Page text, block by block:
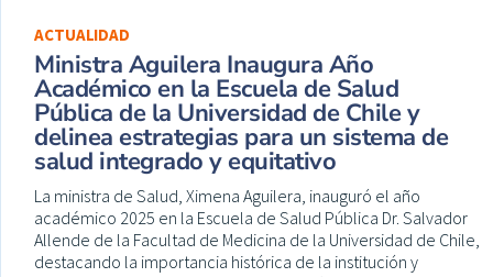
ACTUALIDAD
Ministra Aguilera Inaugura Año
Académico en la Escuela de Salud
Pública de la Universidad de Chile y
delinea estrategias para un sistema de
salud integrado y equitativo
La ministra de Salud, Ximena Aguilera, inauguró el año
académico 2025 en la Escuela de Salud Pública Dr. Salvador
Allende de la Facultad de Medicina de la Universidad de Chile,
destacando la importancia histórica de la institución y